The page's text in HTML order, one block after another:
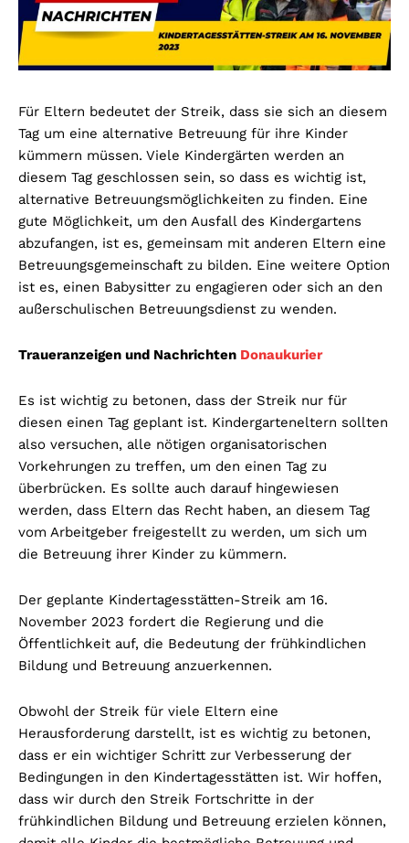
Für Eltern bedeutet der Streik, dass sie sich an diesem
Tag um eine alternative Betreuung für ihre Kinder
kümmern müssen. Viele Kindergärten werden an
diesem Tag geschlossen sein, so dass es wichtig ist,
alternative Betreuungsmöglichkeiten zu finden. Eine
gute Möglichkeit, um den Ausfall des Kindergartens
abzufangen, ist es, gemeinsam mit anderen Eltern eine
Betreuungsgemeinschaft zu bilden. Eine weitere Option
ist es, einen Babysitter zu engagieren oder sich an den
außerschulischen Betreuungsdienst zu wenden.
Traueranzeigen und Nachrichten Donaukurier
Es ist wichtig zu betonen, dass der Streik nur für
diesen einen Tag geplant ist. Kindergarteneltern sollten
also versuchen, alle nötigen organisatorischen
Vorkehrungen zu treffen, um den einen Tag zu
überbrücken. Es sollte auch darauf hingewiesen
werden, dass Eltern das Recht haben, an diesem Tag
vom Arbeitgeber freigestellt zu werden, um sich um
die Betreuung ihrer Kinder zu kümmern.
Der geplante Kindertagesstätten-Streik am 16.
November 2023 fordert die Regierung und die
Öffentlichkeit auf, die Bedeutung der frühkindlichen
Bildung und Betreuung anzuerkennen.
Obwohl der Streik für viele Eltern eine
Herausforderung darstellt, ist es wichtig zu betonen,
dass er ein wichtiger Schritt zur Verbesserung der
Bedingungen in den Kindertagesstätten ist. Wir hoffen,
dass wir durch den Streik Fortschritte in der
frühkindlichen Bildung und Betreuung erzielen können,